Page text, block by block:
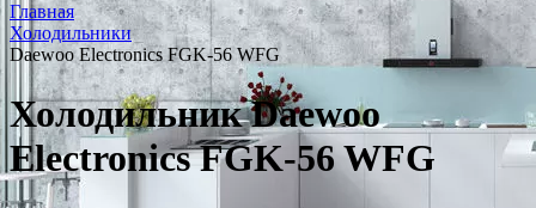
Главная
Холодильники
Daewoo Electronics FGK-56 WFG
Холодильник Daewoo
Electronics FGK-56 WFG